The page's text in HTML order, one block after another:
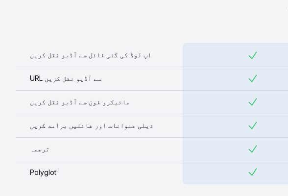
اپ لوڈ کی گئی فائل سے آڈیو نقل کریں
URL سے آڈیو نقل کریں
مائیکرو فون سے آڈیو نقل کریں
ذیلی عنوانات اور فائلیں برآمد کریں
ترجمہ
Polyglot